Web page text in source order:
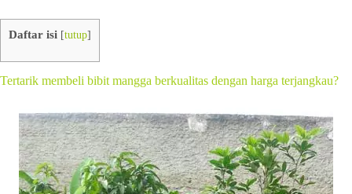
Daftar isi [tutup]
Tertarik membeli bibit mangga berkualitas dengan harga terjangkau?